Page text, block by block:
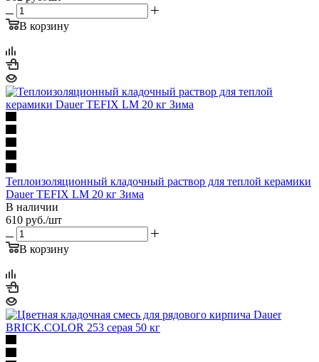
В корзину
Теплоизоляционный кладочный раствор для теплой керамики
Dauer TEFIX LM 20 кг Зима
В наличии
610 руб./шт
В корзину